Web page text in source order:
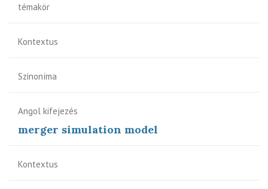
témakör
Kontextus
Szinoníma
Angol kifejezés
merger simulation model
Kontextus